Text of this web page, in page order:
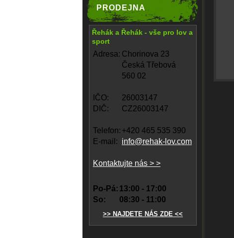
PRODEJNA
Řehák a Řehák - vše pro lov a
sport
Adresa: Chorinova 23
Česká Třebová
560 02
IČO:
26003147
DIČ:
CZ26003147
Telefon: +420 465 535 390
E-mail: info@rehak-lov.com
Kontaktujte nás > >
Po-Pá: 13:00 - 17:00
So:
08:30 - 11:00
>> NAJDETE NÁS ZDE <<